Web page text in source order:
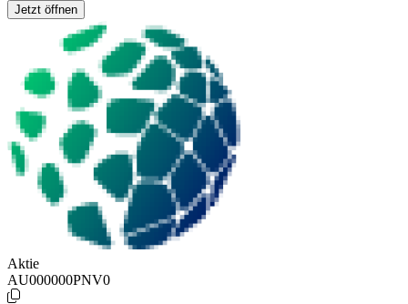
Jetzt öffnen
Aktie
AU000000PNV0